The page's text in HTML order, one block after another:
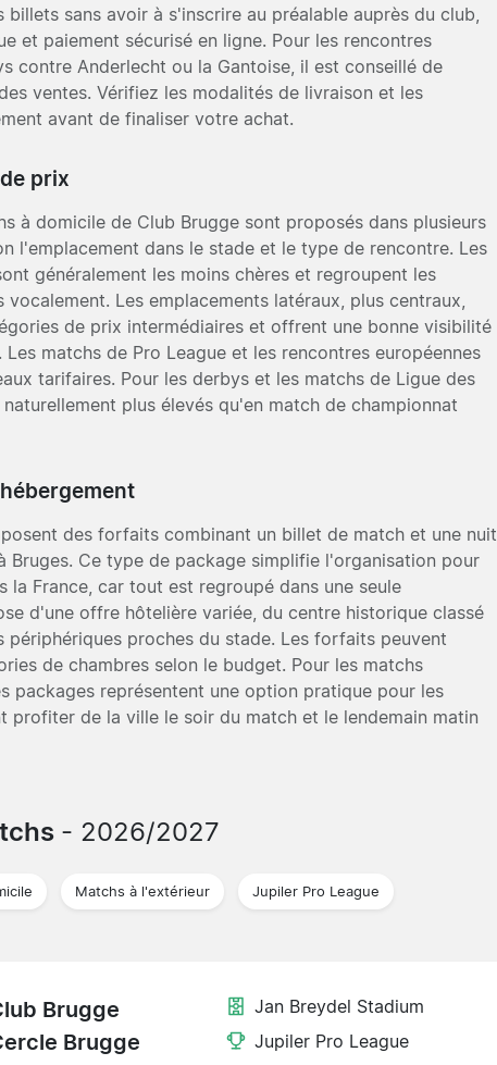
sans avoir à s'inscrire au préalable auprès du club,
et paiement sécurisé en ligne. Pour les rencontres
contre Anderlecht ou la Gantoise, il est conseillé de
ventes. Vérifiez les modalités de livraison et les
avant de finaliser votre achat.
prix
à domicile de Club Brugge sont proposés dans plusieurs
l'emplacement dans le stade et le type de rencontre. Les
généralement les moins chères et regroupent les
Les emplacements latéraux, plus centraux,
de prix intermédiaires et offrent une bonne visibilité
matchs de Pro League et les rencontres européennes
tarifaires. Pour les derbys et les matchs de Ligue des
plus élevés qu'en match de championnat
des forfaits combinant un billet de match et une nuit
Bruges. Ce type de package simplifie l'organisation pour
la France, car tout est regroupé dans une seule
d'une offre hôtelière variée, du centre historique classé
périphériques proches du stade. Les forfaits peuvent
de chambres selon le budget. Pour les matchs
packages représentent une option pratique pour les
profiter de la ville le soir du match et le lendemain matin
- 2026/2027
Matchs à l'extérieur Jupiler Pro League
Brugge
Brugge
Jan Breydel Stadium
Jupiler Pro League